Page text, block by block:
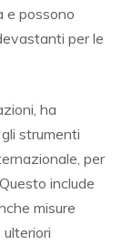
e possono
per le
ha
strumenti
per
include
misure